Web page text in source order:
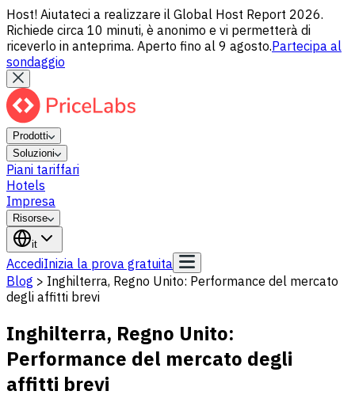
Host! Aiutateci a realizzare il Global Host Report 2026.
Richiede circa 10 minuti, è anonimo e vi permetterà di
riceverlo in anteprima. Aperto fino al 9 agosto.Partecipa al
sondaggio
Prodotti
Soluzioni
Piani tariffari
Hotels
Impresa
Risorse
it
AccediInizia la prova gratuita
Blog > Inghilterra, Regno Unito: Performance del mercato
degli affitti brevi
Inghilterra, Regno Unito:
Performance del mercato degli
affitti brevi